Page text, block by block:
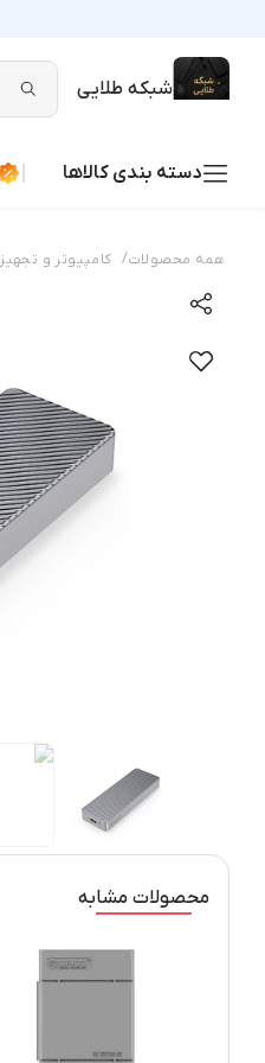
شبکه طلایی
دسته بندی کالاها
همه محصولات/ کامپیوتر و
محصولات مشابه